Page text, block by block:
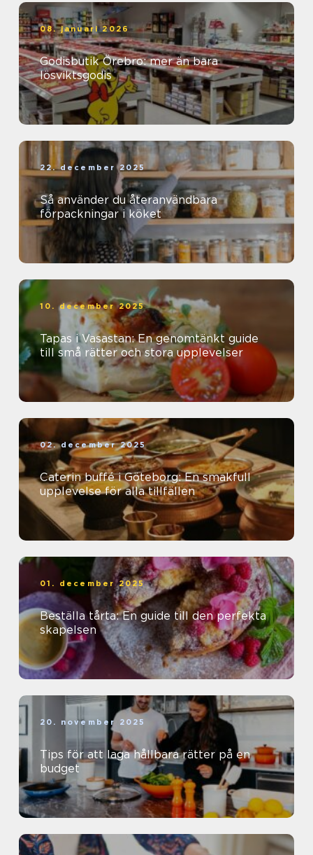
08. januari 2026
Godisbutik Örebro: mer än bara
lösviktsgodis
22. december 2025
Så använder du återanvändbara
förpackningar i köket
10. december 2025
Tapas i Vasastan: En genomtänkt guide
till små rätter och stora upplevelser
02. december 2025
Caterin buffé i Göteborg: En smakfull
upplevelse för alla tillfällen
01. december 2025
Beställa tårta: En guide till den perfekta
skapelsen
20. november 2025
Tips för att laga hållbara rätter på en
budget